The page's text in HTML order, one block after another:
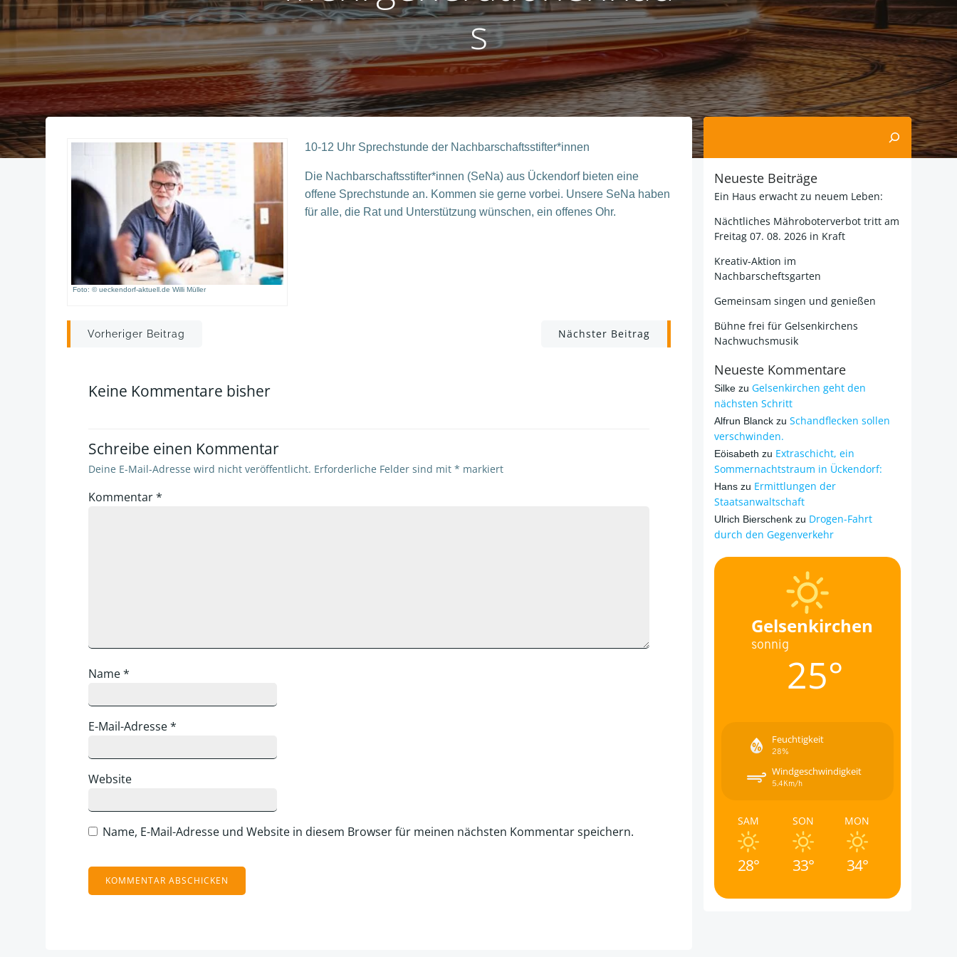
s
Foto: © ueckendorf-aktuell.de Willi Müller
10-12 Uhr Sprechstunde der Nachbarschaftsstifter*innen
Die Nachbarschaftsstifter*innen (SeNa) aus Ückendorf bieten eine
offene Sprechstunde an. Kommen sie gerne vorbei. Unsere SeNa haben
für alle, die Rat und Unterstützung wünschen, ein offenes Ohr.
Post
Vorheriger Beitrag Nächster Beitrag
Keine Kommentare bisher
Schreibe einen Kommentar
Deine E-Mail-Adresse wird nicht veröffentlicht. Erforderliche Felder sind mit * markiert
Kommentar*
Name*
E-Mail-Adresse*
Website
Name, E-Mail-Adresse und Website in diesem Browser für meinen nächsten Kommentar speichern.
Suchen
Neueste Beiträge
Ein Haus erwacht zu neuem Leben:
Nächtliches Mähroboterverbot tritt am
Freitag 07. 08. 2026 in Kraft
Kreativ-Aktion im
Nachbarscheftsgarten
Gemeinsam singen und genießen
Bühne frei für Gelsenkirchens
Nachwuchsmusik
Neueste Kommentare
Silke zu Gelsenkirchen geht den
nächsten Schritt
Alfrun Blanck zu Schandflecken sollen
verschwinden.
Eöisabeth zu Extraschicht, ein
Sommernachtstraum in Ückendorf:
Hans zu Ermittlungen der
Staatsanwaltschaft
Ulrich Bierschenk zu Drogen-Fahrt
durch den Gegenverkehr
Gelsenkirchen
sonnig
25°
Feuchtigkeit
28%
Windgeschwindigkeit
5.4Km/h
SAM
28°
SON
33°
MON
34°